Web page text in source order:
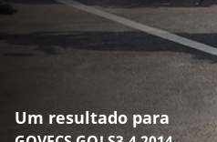
Um resultado para